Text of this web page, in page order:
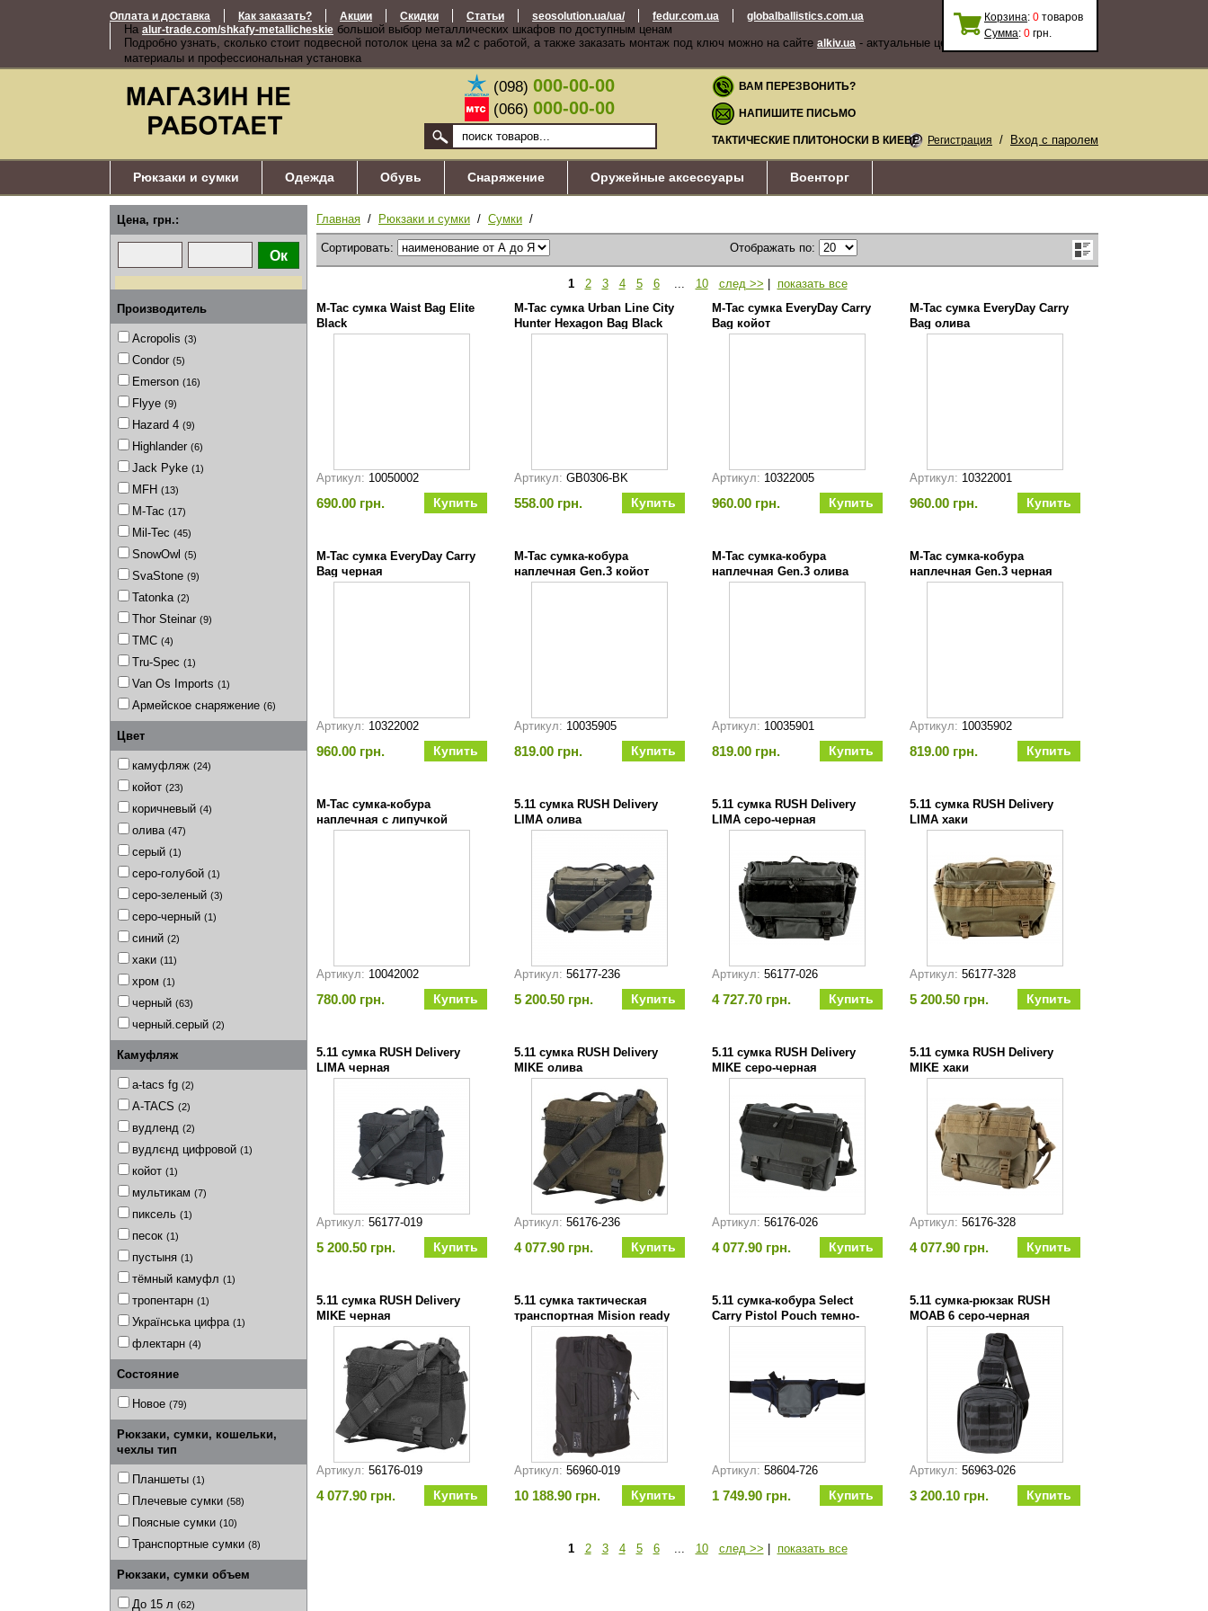
Оплата и доставка Как заказать? Акции Скидки Статьи seosolution.ua/ua/ fedur.com.ua globalballistics.com.ua
На alur-trade.com/shkafy-metallicheskie большой выбор металлических шкафов по доступным ценам
Подробно узнать, сколько стоит подвесной потолок цена за м2 с работой, а также заказать монтаж под ключ можно на сайте alkiv.ua - актуальные цены, качественные
материалы и профессиональная установка
Корзина: 0 товаров
Сумма: 0 грн.
(098) 000-00-00
(066) 000-00-00
Регистрация / Вход с паролем
ВАМ ПЕРЕЗВОНИТЬ?
НАПИШИТЕ ПИСЬМО
ТАКТИЧЕСКИЕ ПЛИТОНОСКИ В КИЕВЕ
Рюкзаки и сумки Одежда Обувь Снаряжение Оружейные аксессуары Военторг
Цена, грн.:
Производитель
Acropolis (3)
Condor (5)
Emerson (16)
Flyye (9)
Hazard 4 (9)
Highlander (6)
Jack Pyke (1)
MFH (13)
M-Tac (17)
Mil-Tec (45)
SnowOwl (5)
SvaStone (9)
Tatonka (2)
Thor Steinar (9)
TMC (4)
Tru-Spec (1)
Van Os Imports (1)
Армейское снаряжение (6)
Цвет
камуфляж (24)
койот (23)
коричневый (4)
олива (47)
серый (1)
серо-голубой (1)
серо-зеленый (3)
серо-черный (1)
синий (2)
хаки (11)
хром (1)
черный (63)
черный.серый (2)
Камуфляж
a-tacs fg (2)
A-TACS (2)
вудленд (2)
вудлєнд цифровой (1)
койот (1)
мультикам (7)
пиксель (1)
песок (1)
пустыня (1)
тёмный камуфл (1)
тропентарн (1)
Українська цифра (1)
флектарн (4)
Состояние
Новое (79)
Рюкзаки, сумки, кошельки,
чехлы тип
Планшеты (1)
Плечевые сумки (58)
Поясные сумки (10)
Транспортные сумки (8)
Рюкзаки, сумки объем
До 15 л (62)
Главная / Рюкзаки и сумки / Сумки /
Сортировать: Отображать по:
1 2 3 4 5 6... 10 след >>
показать все
M-Tac сумка Waist Bag Elite
Black
Артикул: 10050002
690.00 грн.
M-Tac сумка Urban Line City
Hunter Hexagon Bag Black
Артикул: GB0306-BK
558.00 грн.
M-Tac сумка EveryDay Carry
Bag койот
Артикул: 10322005
960.00 грн.
M-Tac сумка EveryDay Carry
Bag олива
Артикул: 10322001
960.00 грн.
M-Tac сумка EveryDay Carry
Bag черная
Артикул: 10322002
960.00 грн.
M-Tac сумка-кобура
наплечная Gen.3 койот
Артикул: 10035905
819.00 грн.
M-Tac сумка-кобура
наплечная Gen.3 олива
Артикул: 10035901
819.00 грн.
M-Tac сумка-кобура
наплечная Gen.3 черная
Артикул: 10035902
819.00 грн.
M-Tac сумка-кобура
наплечная с липучкой
черная
Артикул: 10042002
780.00 грн.
5.11 сумка RUSH Delivery
LIMA олива
Артикул: 56177-236
5 200.50 грн.
5.11 сумка RUSH Delivery
LIMA серо-черная
Артикул: 56177-026
4 727.70 грн.
5.11 сумка RUSH Delivery
LIMA хаки
Артикул: 56177-328
5 200.50 грн.
5.11 сумка RUSH Delivery
LIMA черная
Артикул: 56177-019
5 200.50 грн.
5.11 сумка RUSH Delivery
MIKE олива
Артикул: 56176-236
4 077.90 грн.
5.11 сумка RUSH Delivery
MIKE серо-черная
Артикул: 56176-026
4 077.90 грн.
5.11 сумка RUSH Delivery
MIKE хаки
Артикул: 56176-328
4 077.90 грн.
5.11 сумка RUSH Delivery
MIKE черная
Артикул: 56176-019
4 077.90 грн.
5.11 сумка тактическая
транспортная Mision ready
2.0 black чёрная
Артикул: 56960-019
10 188.90 грн.
5.11 сумка-кобура Select
Carry Pistol Pouch темно-
синий/серый
Артикул: 58604-726
1 749.90 грн.
5.11 сумка-рюкзак RUSH
MOAB 6 серо-черная
Артикул: 56963-026
3 200.10 грн.
1 2 3 4 5 6... 10 след >> показать все